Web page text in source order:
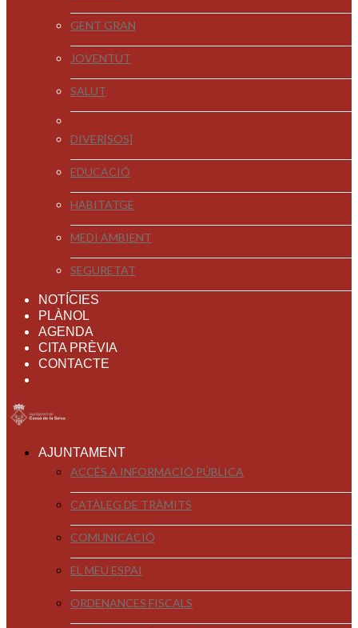
GENT GRAN
JOVENTUT
SALUT
DIVER[SOS]
EDUCACIÓ
HABITATGE
MEDI AMBIENT
SEGURETAT
NOTÍCIES
PLÀNOL
AGENDA
CITA PRÈVIA
CONTACTE
AJUNTAMENT
ACCÉS A INFORMACIÓ PÚBLICA
CATÀLEG DE TRÀMITS
COMUNICACIÓ
EL MEU ESPAI
ORDENANCES FISCALS